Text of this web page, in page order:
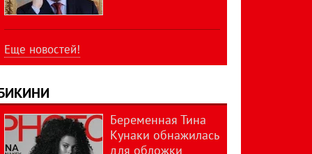
Еще новостей!
Беременная Тина
Кунаки обнажилась
для обложки